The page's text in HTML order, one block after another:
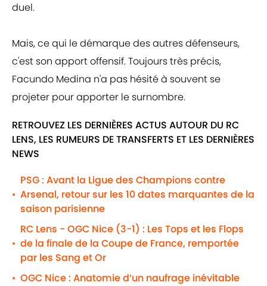
duel.
Mais, ce qui le démarque des autres défenseurs,
c'est son apport offensif. Toujours très précis,
Facundo Medina n'a pas hésité à souvent se
projeter pour apporter le surnombre.
RETROUVEZ LES DERNIÈRES ACTUS AUTOUR DU RC
LENS, LES RUMEURS DE TRANSFERTS ET LES DERNIÈRES
NEWS
•
PSG : Avant la Ligue des Champions contre
Arsenal, retour sur les 10 dates marquantes de la
saison parisienne
•
RC Lens - OGC Nice (3-1) : Les Tops et les Flops
de la finale de la Coupe de France, remportée
par les Sang et Or
• OGC Nice : Anatomie d’un naufrage inévitable